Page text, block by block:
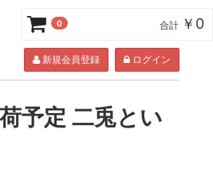
新規会員登録 ログイン
予定 二兎とい
0 合計 ￥0